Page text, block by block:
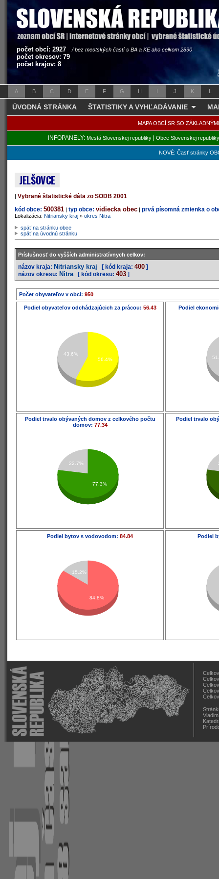
počet obcí: 2927 / bez mestských častí s BA a KE ako celkom 2890
počet okresov: 79
počet krajov: 8
A B C D E F G H I J K L
ÚVODNÁ STRÁNKA ŠTATISTIKY A VYHĽADÁVANIE
MAPA OBCÍ SR SO
INFOPANELY: Mestá Slovenskej republiky| Obce Slovenskej republiky
NOVÉ: Časť stránky
JELŠOVCE
| Vybrané štatistické dáta zo SODB 2001
kód obce: 500381 | typ obce: vidiecka obec | prvá písomná zmienka o
Lokalizácia: Nitriansky kraj » okres Nitra
späť na stránku obce
späť na úvodnú stránku
Príslušnosť do vyšších administratívnych celkov:
názov kraja: Nitriansky kraj [ kód kraja: 400 ]
názov okresu: Nitra [ kód okresu: 403 ]
Počet obyvateľov v obci: 950
Podiel obyvateľov odchádzajúcich za prácou: 56.43
43.6%
56.4%
Podiel
Podiel trvalo obývaných domov z celkového počtu
domov: 77.34
22.7%
77.3%
Podiel trvalo
Podiel bytov s vodovodom: 84.84
15.2%
84.8%
Podiel